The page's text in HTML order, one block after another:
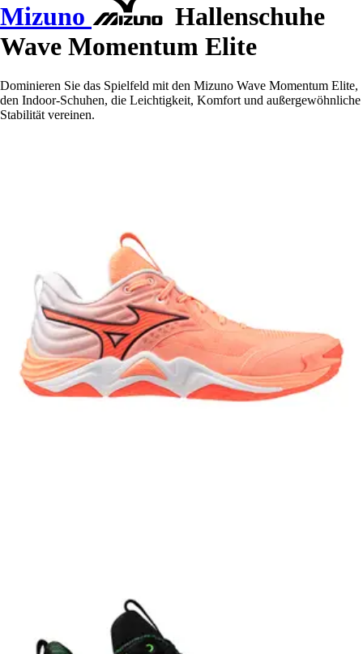
Mizuno
Hallenschuhe
Wave Momentum Elite
Dominieren Sie das Spielfeld mit den Mizuno Wave Momentum Elite,
den Indoor-Schuhen, die Leichtigkeit, Komfort und außergewöhnliche
Stabilität vereinen.